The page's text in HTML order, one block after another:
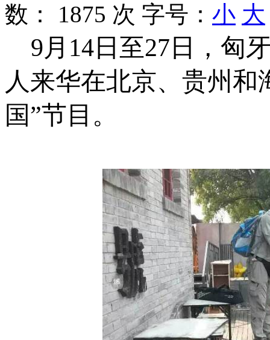
数： 1875 次 字号： 小 大
9月 14日 至27 日，匈
人来华在北京、贵州
国”节目。